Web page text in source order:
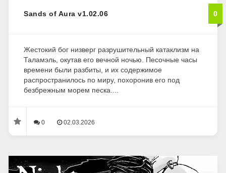
Sands of Aura v1.02.06 0
Жестокий бог низверг разрушительный катаклизм на
Таламэль, окутав его вечной ночью. Песочные часы
времени были разбиты, и их содержимое
распространилось по миру, похоронив его под
безбрежным морем песка....
0 02.03.2026